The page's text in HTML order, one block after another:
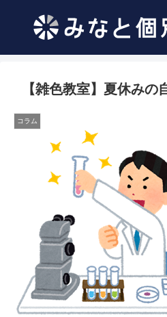
【雑色教室】夏休みの
コラム